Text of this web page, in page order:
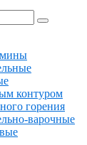
контуром
горения
варочные